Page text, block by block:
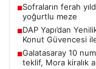
■Sofraların ferah
yoğurtlu meze
■DAP Yapı’dan
Konut Güvencesi
■Galatasaray 10
teklif, Mora kiralık